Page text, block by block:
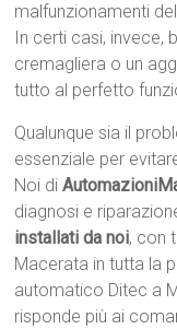
malfunzionamenti
In certi casi, invece,
cremagliera o un
tutto al perfetto
Qualunque sia il
essenziale per
Noi di
diagnosi e
installati da noi, con
Macerata in tutta la
automatico Ditec a
risponde più ai